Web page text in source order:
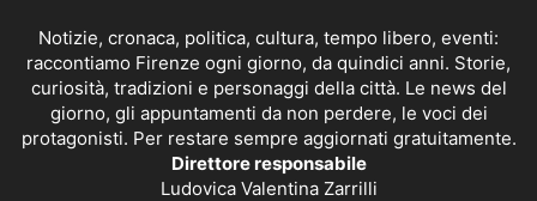
Notizie, cronaca, politica, cultura, tempo libero, eventi:
raccontiamo Firenze ogni giorno, da quindici anni. Storie,
curiosità, tradizioni e personaggi della città. Le news del
giorno, gli appuntamenti da non perdere, le voci dei
protagonisti. Per restare sempre aggiornati gratuitamente.
Direttore responsabile
Ludovica Valentina Zarrilli